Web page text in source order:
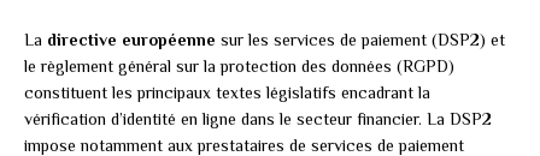
La directive européenne sur les services de paiement (DSP2) et
le règlement général sur la protection des données (RGPD)
constituent les principaux textes législatifs encadrant la
vérification d’identité en ligne dans le secteur financier. La DSP2
impose notamment aux prestataires de services de paiement